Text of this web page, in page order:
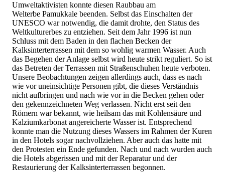
Umweltaktivisten konnte diesen Raubbau am
Welterbe Pamukkale beenden. Selbst das Einschalten der
UNESCO war notwendig, die damit drohte, den Status des
Weltkulturerbes zu entziehen. Seit dem Jahr 1996 ist nun
Schluss mit dem Baden in den flachen Becken der
Kalksinterterrassen mit dem so wohlig warmen Wasser. Auch
das Begehen der Anlage selbst wird heute strikt reguliert. So ist
das Betreten der Terrassen mit Straßenschuhen heute verboten.
Unsere Beobachtungen zeigen allerdings auch, dass es nach
wie vor uneinsichtige Personen gibt, die dieses Verständnis
nicht aufbringen und nach wie vor in die Becken gehen oder
den gekennzeichneten Weg verlassen. Nicht erst seit den
Römern war bekannt, wie heilsam das mit Kohlensäure und
Kalziumkarbonat angereicherte Wasser ist. Entsprechend
konnte man die Nutzung dieses Wassers im Rahmen der Kuren
in den Hotels sogar nachvollziehen. Aber auch das hatte mit
den Protesten ein Ende gefunden. Nach und nach wurden auch
die Hotels abgerissen und mit der Reparatur und der
Restaurierung der Kalksinterterrassen begonnen.